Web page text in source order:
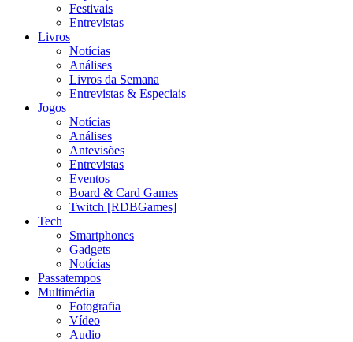
Festivais
Entrevistas
Livros
Notícias
Análises
Livros da Semana
Entrevistas & Especiais
Jogos
Notícias
Análises
Antevisões
Entrevistas
Eventos
Board & Card Games
Twitch [RDBGames]
Tech
Smartphones
Gadgets
Notícias
Passatempos
Multimédia
Fotografia
Vídeo
Audio